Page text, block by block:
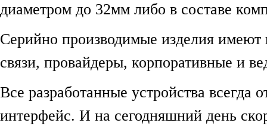
диаметром до 32мм либо в составе
Серийно производимые изделия
связи, провайдеры, корпоративные и
Все разработанные устройства всегда
интерфейс. И на сегодняшний день